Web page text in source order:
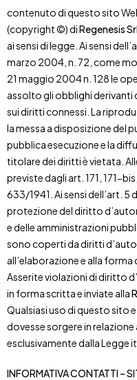
contenuto di questo sito
(copyright ©) diRegenesis
ai sensi di legge. Ai sensi
marzo 2004, n. 72, come
21 maggio 2004 n. 128 le
assolto gli obblighi derivanti
sui diritti connessi. La
la messa a disposizione del
pubblica esecuzione e la
titolare dei diritti è vietata.
previste dagli art. 171, 171-
633/1941. Ai sensi dell’art. 5
protezione del diritto
e delle amministrazioni
sono coperti da diritti
all’elaborazione e alla
Asserite violazioni di diritto
in forma scritta e inviate alla
Qualsiasi uso di questo sito
dovesse sorgere in
esclusivamente dalla Legge
INFORMATIVA CONTATTI –